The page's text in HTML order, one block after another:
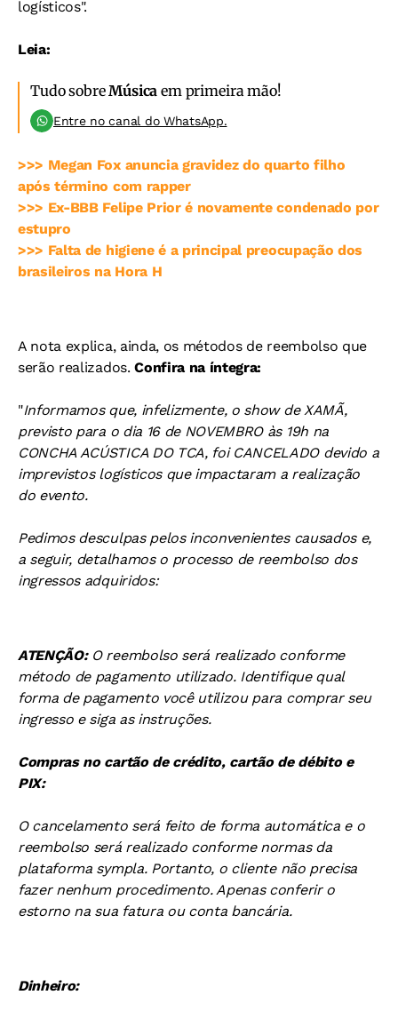
logísticos".
Leia:
Tudo sobreMúsica em primeira mão!
Entre no canal do WhatsApp.
>>> Megan Fox anuncia gravidez do quarto filho
após término com rapper
>>> Ex-BBB Felipe Prior é novamente condenado por
estupro
>>> Falta de higiene é a principal preocupação dos
brasileiros na Hora H
A nota explica, ainda, os métodos de reembolso que
serão realizados. Confira na íntegra:
"Informamos que, infelizmente, o show de XAMÃ,
previsto para o dia 16 de NOVEMBRO às 19h na
CONCHA ACÚSTICA DO TCA, foi CANCELADO devido a
imprevistos logísticos que impactaram a realização
do evento.
Pedimos desculpas pelos inconvenientes causados e,
a seguir, detalhamos o processo de reembolso dos
ingressos adquiridos:
ATENÇÃO:O reembolso será realizado conforme
método de pagamento utilizado. Identifique qual
forma de pagamento você utilizou para comprar seu
ingresso e siga as instruções.
Compras no cartão de crédito, cartão de débito e
PIX:
O cancelamento será feito de forma automática e o
reembolso será realizado conforme normas da
plataforma sympla. Portanto, o cliente não precisa
fazer nenhum procedimento. Apenas conferir o
estorno na sua fatura ou conta bancária.
Dinheiro: